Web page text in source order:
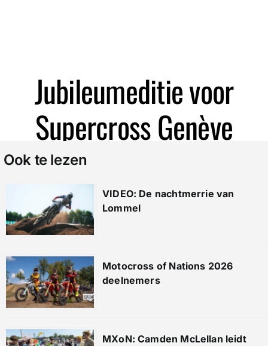
Jubileumeditie voor
Supercross Genève
Ook te lezen
VIDEO: De nachtmerrie van
Lommel
Motocross of Nations 2026
deelnemers
MXoN: Camden McLellan leidt